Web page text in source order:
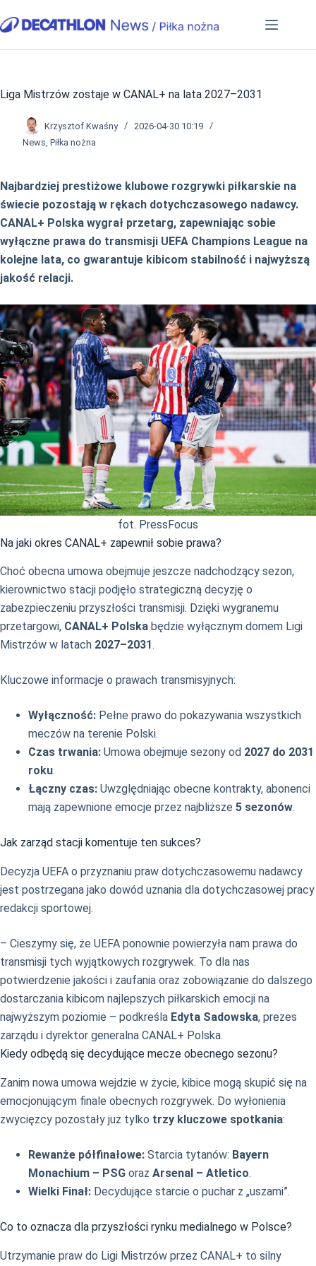
do
Liga Mistrzów zostaje w CANAL+ na lata 2027–2031
Krzysztof Kwaśny
2026-04-30 10:19
News, Piłka nożna
Najbardziej prestiżowe klubowe rozgrywki piłkarskie na
świecie pozostają w rękach dotychczasowego nadawcy.
CANAL+ Polska wygrał przetarg, zapewniając sobie
wyłączne prawa do transmisji UEFA Champions League na
kolejne lata, co gwarantuje kibicom stabilność i najwyższą
jakość relacji.
fot. PressFocus
Na jaki okres CANAL+ zapewnił sobie prawa?
Choć obecna umowa obejmuje jeszcze nadchodzący sezon,
kierownictwo stacji podjęło strategiczną decyzję o
zabezpieczeniu przyszłości transmisji. Dzięki wygranemu
przetargowi, CANAL+ Polska będzie wyłącznym domem Ligi
Mistrzów w latach 2027–2031.
Kluczowe informacje o prawach transmisyjnych:
Wyłączność: Pełne prawo do pokazywania wszystkich
meczów na terenie Polski.
Czas trwania: Umowa obejmuje sezony od 2027 do 2031
roku.
Łączny czas: Uwzględniając obecne kontrakty, abonenci
mają zapewnione emocje przez najbliższe 5 sezonów.
Jak zarząd stacji komentuje ten sukces?
Decyzja UEFA o przyznaniu praw dotychczasowemu nadawcy
jest postrzegana jako dowód uznania dla dotychczasowej pracy
redakcji sportowej.
– Cieszymy się, że UEFA ponownie powierzyła nam prawa do
transmisji tych wyjątkowych rozgrywek. To dla nas
potwierdzenie jakości i zaufania oraz zobowiązanie do dalszego
dostarczania kibicom najlepszych piłkarskich emocji na
najwyższym poziomie – podkreśla Edyta Sadowska, prezes
zarządu i dyrektor generalna CANAL+ Polska.
Kiedy odbędą się decydujące mecze obecnego sezonu?
Zanim nowa umowa wejdzie w życie, kibice mogą skupić się na
emocjonującym finale obecnych rozgrywek. Do wyłonienia
zwycięzcy pozostały już tylko trzy kluczowe spotkania:
Rewanże półfinałowe: Starcia tytanów: Bayern
Monachium – PSG oraz Arsenal – Atletico.
Wielki Finał: Decydujące starcie o puchar z „uszami”.
Co to oznacza dla przyszłości rynku medialnego w Polsce?
Utrzymanie praw do Ligi Mistrzów przez CANAL+ to silny